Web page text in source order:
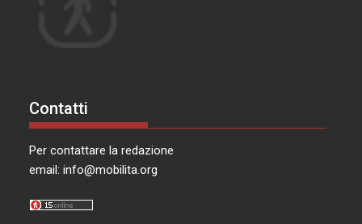
Contatti
Per contattare la redazione
email:info@mobilita.org